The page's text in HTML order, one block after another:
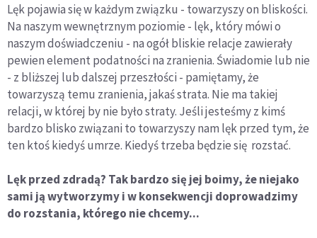
Lęk pojawia się w każdym związku - towarzyszy on bliskości.
Na naszym wewnętrznym poziomie - lęk, który mówi o
naszym doświadczeniu - na ogół bliskie relacje zawierały
pewien element podatności na zranienia. Świadomie lub nie
- z bliższej lub dalszej przeszłości - pamiętamy, że
towarzyszą temu zranienia, jakaś strata. Nie ma takiej
relacji, w której by nie było straty. Jeśli jesteśmy z kimś
bardzo blisko związani to towarzyszy nam lęk przed tym, że
ten ktoś kiedyś umrze. Kiedyś trzeba będzie się rozstać.
Lęk przed zdradą? Tak bardzo się jej boimy, że niejako
sami ją wytworzymy i w konsekwencji doprowadzimy
do rozstania, którego nie chcemy...